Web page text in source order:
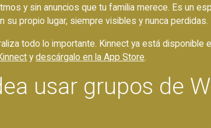
y sin anuncios que tu familia merece. Es un
propio lugar, siempre visibles y nunca perdidas.
todo lo importante. Kinnect ya está disponible
ydescárgalo en la App Store.
usar grupos de